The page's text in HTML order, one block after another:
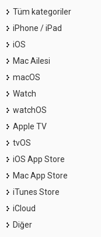
Tüm kategoriler
iPhone / iPad
iOS
Mac Ailesi
macOS
Watch
watchOS
Apple TV
tvOS
iOS App Store
Mac App Store
iTunes Store
iCloud
Diğer